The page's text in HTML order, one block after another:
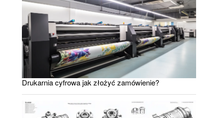
Drukarnia cyfrowa jak złożyć zamówienie?